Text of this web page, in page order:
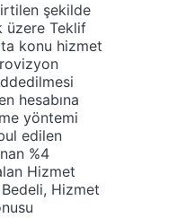
şekilde
üzere Teklif
konu hizmet
hesabına
yöntemi
edilen
%4
Hizmet
Hizmet